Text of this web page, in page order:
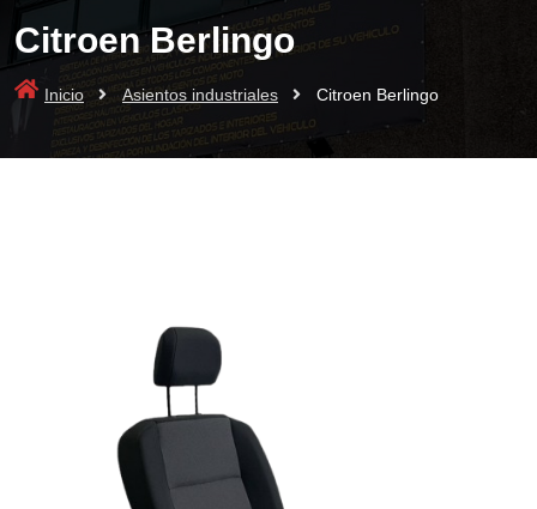
Citroen Berlingo
Inicio Asientos industriales Citroen Berlingo